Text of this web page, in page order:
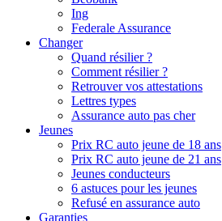
Ing
Federale Assurance
Changer
Quand résilier ?
Comment résilier ?
Retrouver vos attestations
Lettres types
Assurance auto pas cher
Jeunes
Prix RC auto jeune de 18 ans
Prix RC auto jeune de 21 ans
Jeunes conducteurs
6 astuces pour les jeunes
Refusé en assurance auto
Garanties